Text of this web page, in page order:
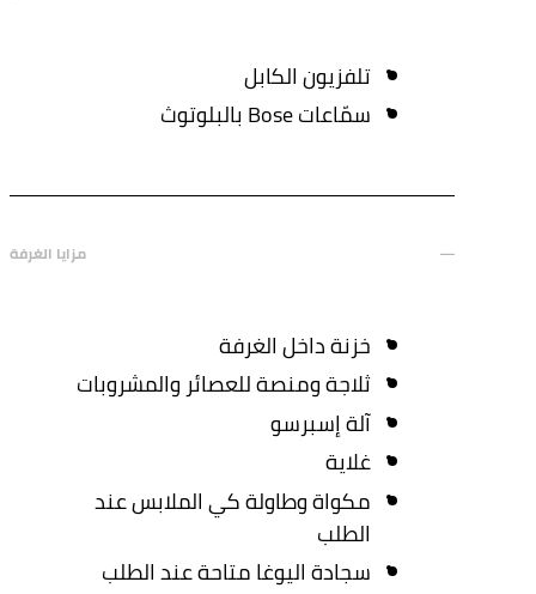
تلفزيون الكابل
سمّاعات Bose بالبلوتوث
مزايا الغرفة
خزنة داخل الغرفة
ثلاجة ومنصة للعصائر والمشروبات
آلة إسبرسو
غلاية
مكواة وطاولة كي الملابس عند
الطلب
سجادة اليوغا متاحة عند الطلب